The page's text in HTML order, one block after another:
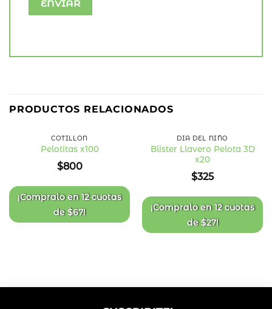
PRODUCTOS RELACIONADOS
de
deseos
COTILLÓN
Pelotitas x100
$800
¡Compralo en12 cuotas
de$67!
DÍA DEL NIÑO
Blister Llavero Pelota 3D
x20
$325
¡Compralo en12 cuotas
de$27!